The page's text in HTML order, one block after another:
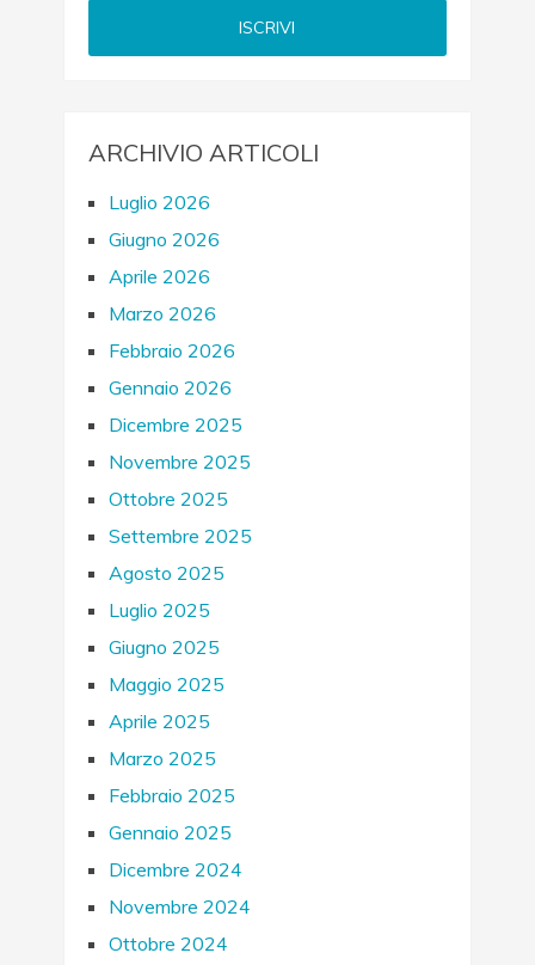
ARCHIVIO ARTICOLI
Luglio 2026
Giugno 2026
Aprile 2026
Marzo 2026
Febbraio 2026
Gennaio 2026
Dicembre 2025
Novembre 2025
Ottobre 2025
Settembre 2025
Agosto 2025
Luglio 2025
Giugno 2025
Maggio 2025
Aprile 2025
Marzo 2025
Febbraio 2025
Gennaio 2025
Dicembre 2024
Novembre 2024
Ottobre 2024